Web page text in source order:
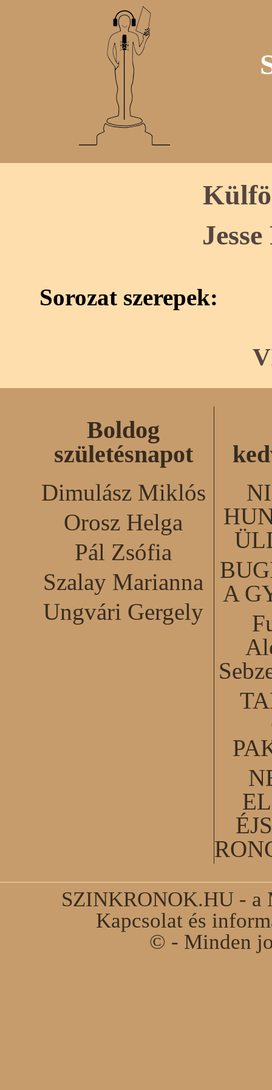
Sorozat szerepek:
Boldog
születésnapot
Dimulász Miklós
Orosz Helga
Pál Zsófia
Szalay Marianna
Ungvári Gergely
A
SZINKRONOK.HU - a
Kapcsolat és
© - Minden